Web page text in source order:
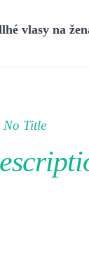
vlasy na
No Title